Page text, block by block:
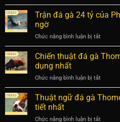
hệ
tiêu
luyện
chiến
chiến
bách
thắng
Cách
băng
Thomo
đúng
kỹ
toàn
cho
chiến
Trận đá gà 24 tỷ của
ngờ
Chức năng bình luận bị tắtở
Trận
đá
tỷ
của
Phúc
Chiến thuật đá gà
dụng nhất
Chức năng bình luận bị tắtở
Chiến
thuật
Thomo
Thuật ngữ đá gà
tiết nhất
Chức năng bình luận bị tắtở